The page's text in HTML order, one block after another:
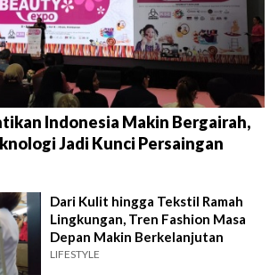
Indonesia Makin Bergairah,
Jadi Kunci Persaingan
Dari Kulit hingga Tekstil Ramah
Lingkungan, Tren Fashion Masa
Depan Makin Berkelanjutan
LIFESTYLE